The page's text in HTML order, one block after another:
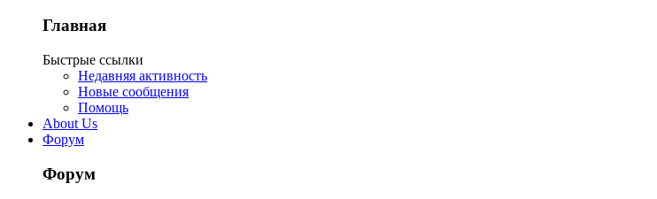
Главная
Быстрые ссылки
Недавняя активность
Новые сообщения
Помощь
About Us
Форум
Форум